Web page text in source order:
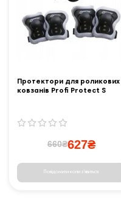
Протектори для роликових
ковзанів Profi Protect S
660₴627₴
Повідомити коли з'явиться